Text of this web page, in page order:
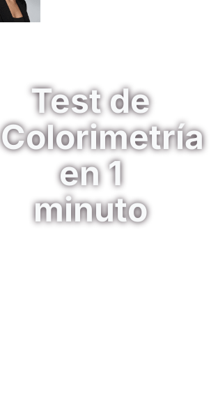
Test de
Colorimetría
en 1
minuto